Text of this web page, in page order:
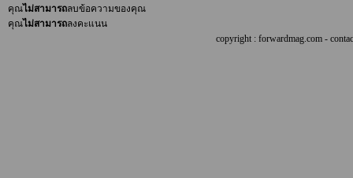
คุณไม่สามารถลบข้อความของคุณ
คุณไม่สามารถลงคะแนน
copyright : forwardmag.com -